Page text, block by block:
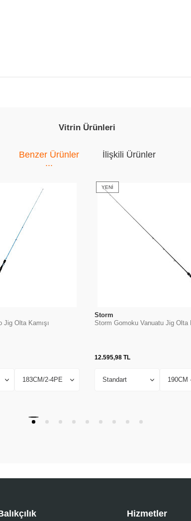
Vitrin Ürünleri
Benzer Ürünler İlişkili Ürünler
Jig Olta Kamışı
YENI
Storm
Storm Gomoku Vanuatu Jig Olta
12.595,98 TL
Hizmetler